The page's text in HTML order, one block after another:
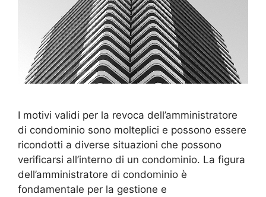
I motivi validi per la revoca dell’amministratore
di condominio sono molteplici e possono essere
ricondotti a diverse situazioni che possono
verificarsi all’interno di un condominio. La figura
dell’amministratore di condominio è
fondamentale per la gestione e